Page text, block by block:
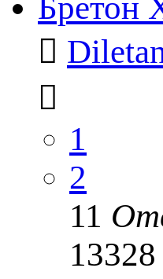
Бретон
1
2
11
13328